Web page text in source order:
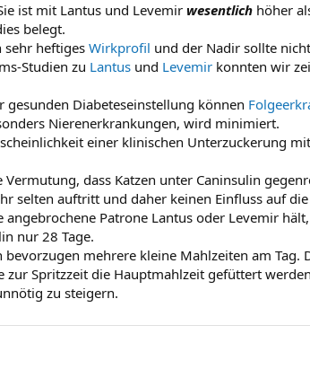
ist mit Lantus und Levemir wesentlich höher
belegt.
sehr heftiges Wirkprofil und der Nadir sollte
Studien zu Lantus und Levemir konnten wir
gesunden Diabeteseinstellung können
Nierenerkrankungen, wird minimiert.
einer klinischen Unterzuckerung
Vermutung, dass Katzen unter Caninsulin
selten auftritt und daher keinen Einfluss auf
angebrochene Patrone Lantus oder Levemir
nur 28 Tage.
bevorzugen mehrere kleine Mahlzeiten am
zur Spritzzeit die Hauptmahlzeit gefüttert
zu steigern.